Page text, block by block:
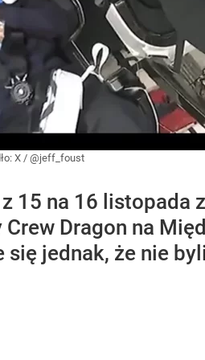
X / @jeff_foust
15 na 16 listopada
Crew Dragon na
się jednak, że nie